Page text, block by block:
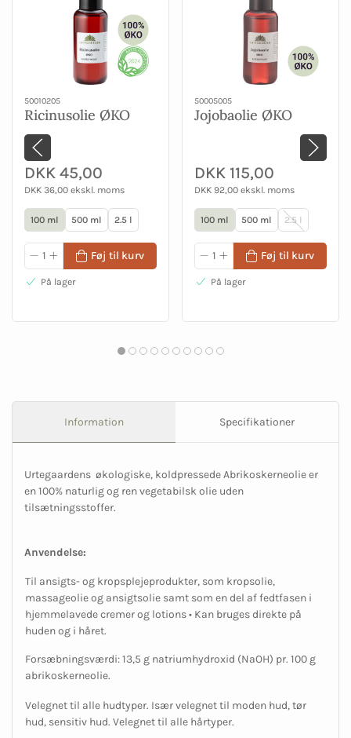
50010205
Ricinusolie ØKO
DKK 45,00
DKK 36,00 ekskl. moms
100 ml 500 ml 2.5 l
Føj til kurv
På lager
50005005
Jojobaolie ØKO
DKK 115,00
DKK 92,00 ekskl. moms
100 ml 500 ml 2.5 l
Føj til kurv
På lager
Information Specifikationer
Urtegaardens økologiske, koldpressede Abrikoskerneolie er
en 100% naturlig og ren vegetabilsk olie uden
tilsætningsstoffer.
Anvendelse:
Til ansigts- og kropsplejeprodukter, som kropsolie,
massageolie og ansigtsolie samt som en del af fedtfasen i
hjemmelavede cremer og lotions • Kan bruges direkte på
huden og i håret.
Forsæbningsværdi: 13,5 g natriumhydroxid (NaOH) pr. 100 g
abrikoskerneolie.
Velegnet til alle hudtyper. Især velegnet til moden hud, tør
hud, sensitiv hud. Velegnet til alle hårtyper.